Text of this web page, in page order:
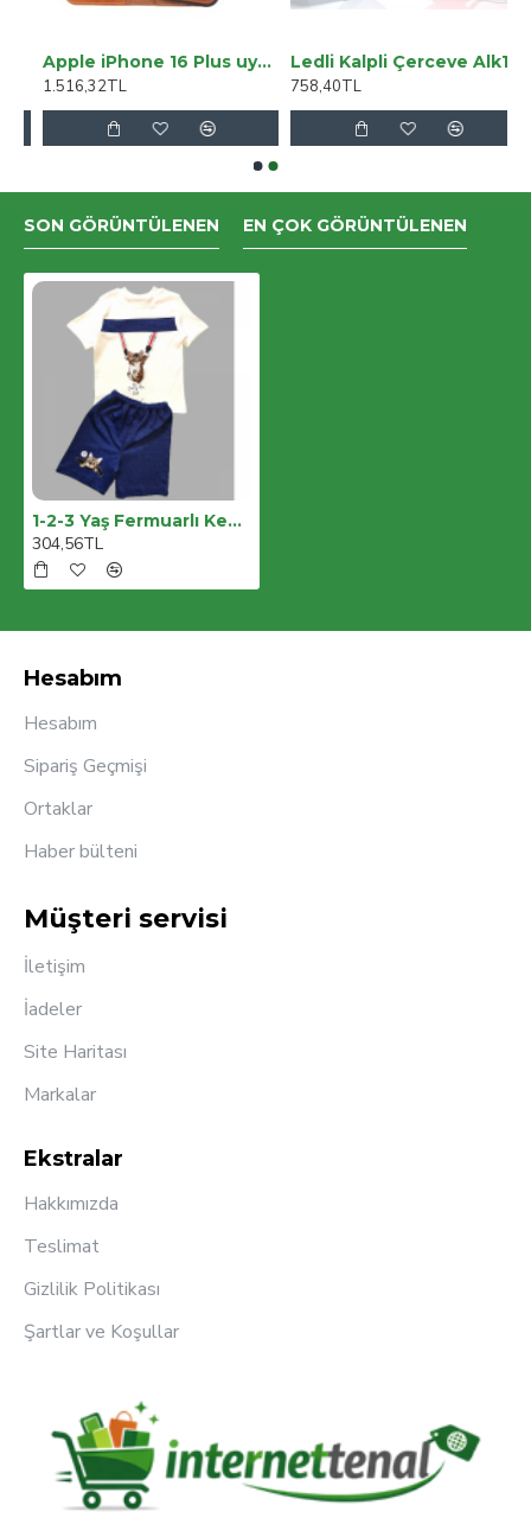
Apple iPhone 16 Plus uyumlu, Hakiki Deri, El Yapımı, Cüzdanlı Kılıf, Karamel
1.516,32TL
Ledli Kalpli Çerceve Alk1299
758,40TL
SON GÖRÜNTÜLENEN EN ÇOK GÖRÜNTÜLENEN
1-2-3 Yaş Fermuarlı Kedi Baskılı Şortlu Kısa Kollu Tişört 2li Erkek Bebek Takımı
304,56TL
Hesabım
Hesabım
Sipariş Geçmişi
Ortaklar
Haber bülteni
Müşteri servisi
İletişim
İadeler
Site Haritası
Markalar
Ekstralar
Hakkımızda
Teslimat
Gizlilik Politikası
Şartlar ve Koşullar